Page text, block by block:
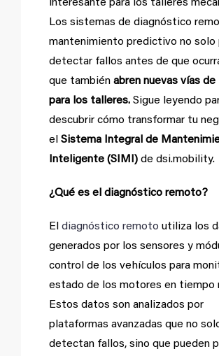
interesante para los talleres
Los sistemas de diagnóstico
mantenimiento predictivo no solo
detectar fallos antes de que
que también abren nuevas vías de
para los talleres. Sigue leyendo
descubrir cómo transformar tu
el Sistema Integral de
Inteligente (SIMI) de dsi.mobility.
¿Qué es el diagnóstico remoto?
El diagnóstico remoto utiliza los
generados por los sensores y
control de los vehículos para
estado de los motores en tiempo
Estos datos son analizados por
plataformas avanzadas que no
detectan fallos, sino que pueden